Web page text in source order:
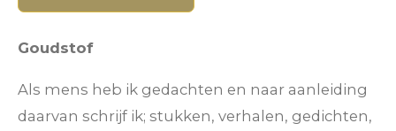
Goudstof
Als mens heb ik gedachten en naar aanleiding
daarvan schrijf ik; stukken, verhalen, gedichten,